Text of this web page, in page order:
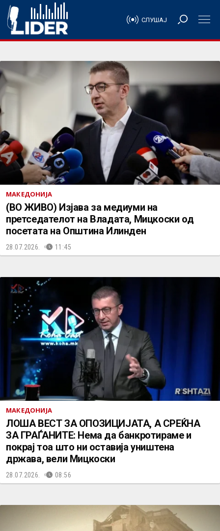
СЛУШАЈ
МАКЕДОНИЈА
(ВО ЖИВО) Изјава за медиуми на
претседателот на Владата, Мицкоски од
посетата на Општина Илинден
28.07.2026. 11:45
МАКЕДОНИЈА
ЛОША ВЕСТ ЗА ОПОЗИЦИЈАТА, А СРЕЌНА
ЗА ГРАЃАНИТЕ: Нема да банкротираме и
покрај тоа што ни оставија уништена
држава, вели Мицкоски
28.07.2026. 08:56